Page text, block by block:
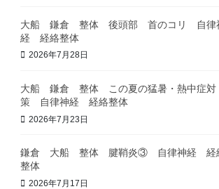
大船 鎌倉 整体 後頭部 首のコリ 自律
経 経絡整体
2026年7月28日
大船 鎌倉 整体 この夏の猛暑・熱中症対
策 自律神経 経絡整体
2026年7月23日
鎌倉 大船 整体 腱鞘炎③ 自律神経 経
整体
2026年7月17日